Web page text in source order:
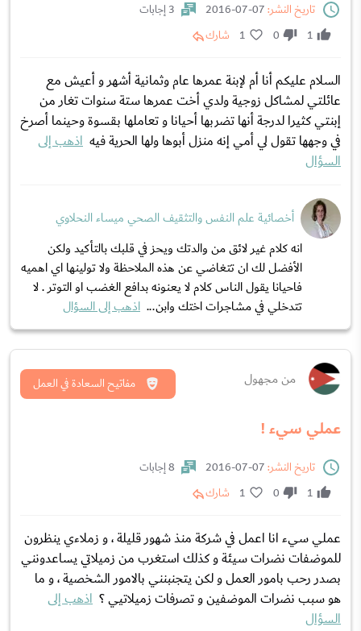
تاريخ النشر:
3 إجابات
1
0
1 شارك
السلام عليكم أنا أم لإبنة عمرها عام وثمانية أشهر و أعيش مع
عائلتي لمشاكل زوجية ولدي أخت عمرها ستة سنوات تغار من
إبنتي كثيرا لدرجة أنها تضربها أحيانا و تعاملها بقسوة وحينما أصرخ
في وجهها تقول لي أمي إنه منزل أبوها ولها الحرية فيه اذهب إلى
السؤال
أخصائية علم النفس والتثقيف الصحي ميساء النحلاوي
انه كلام غير لائق من والدتك ويحز في قلبك بالتأكيد ولكن
الأفضل لك ان تتغاضي عن هذه الملاحظة ولا تولينها اي اهميه
فاحيانا يقول الناس كلام لا يعنونه بدافع الغضب او التوتر . لا
تتدخلي في مشاجرات اختك وابن... اذهب إلى السؤال
من مجهول
عملي سيء !
مفاتيح السعادة في العمل
تاريخ النشر:
8 إجابات
1
0
1 شارك
عملي سيء انا اعمل في شركة منذ شهور قليلة ، و زملاءي ينظرون
للموضفات نضرات سيئة و كذلك استغرب من زميلاتي يساعدونني
بصدر رحب بامور العمل و لكن يتجنبنني بالامور الشخصية ، و ما
هو سبب نضرات الموضفين و تصرفات زميلاتيي ؟ اذهب إلى
السؤال